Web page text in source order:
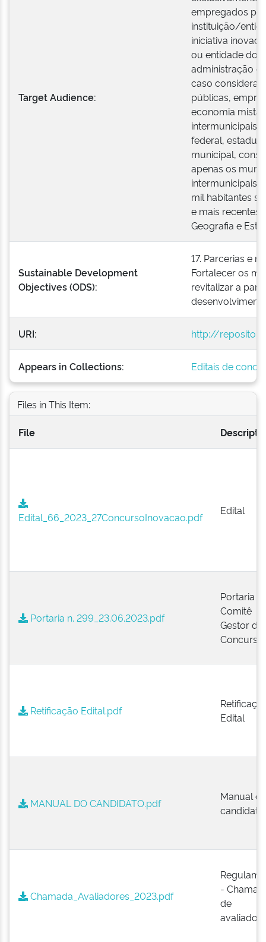
Target Audience:
empregados
instituição/
iniciativa
ou entidade do
administração
caso
públicas,
economia mista
intermunicipais;
federal,
municipal,
apenas os
intermunicipais
mil habitantes
e mais recentes
Geografia e
Sustainable Development
Objectives (ODS):
17. Parcerias e
Fortalecer os
revitalizar a
URI: http://
Appears in Collections: Editais de
Files in This Item:
File
Edital_66_2023_27ConcursoInovacao.pdf
Edital
Portaria n. 299_23.06.2023.pdf
Portaria
Comitê
Gestor do
Concurso
Retificação Edital.pdf
Edital
MANUAL DO CANDIDATO.pdf
Manual
candidato
Chamada_Avaliadores_2023.pdf
-
de